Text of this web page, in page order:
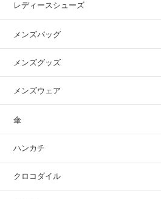
レディースシューズ
メンズバッグ
メンズグッズ
メンズウェア
傘
ハンカチ
クロコダイル